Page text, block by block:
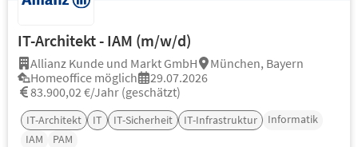
IT-Architekt - IAM (m/w/d)
Allianz Kunde und Markt GmbH
München, Bayern
Homeoffice möglich
29.07.2026
83.900,02 €/Jahr (geschätzt)
IT-Architekt IT IT-Sicherheit IT-Infrastruktur
Informatik
IAM
PAM